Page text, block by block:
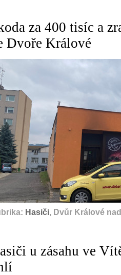
za 400 tisíc a
Dvoře Králové
Hasiči, Dvůr Králové
u zásahu ve